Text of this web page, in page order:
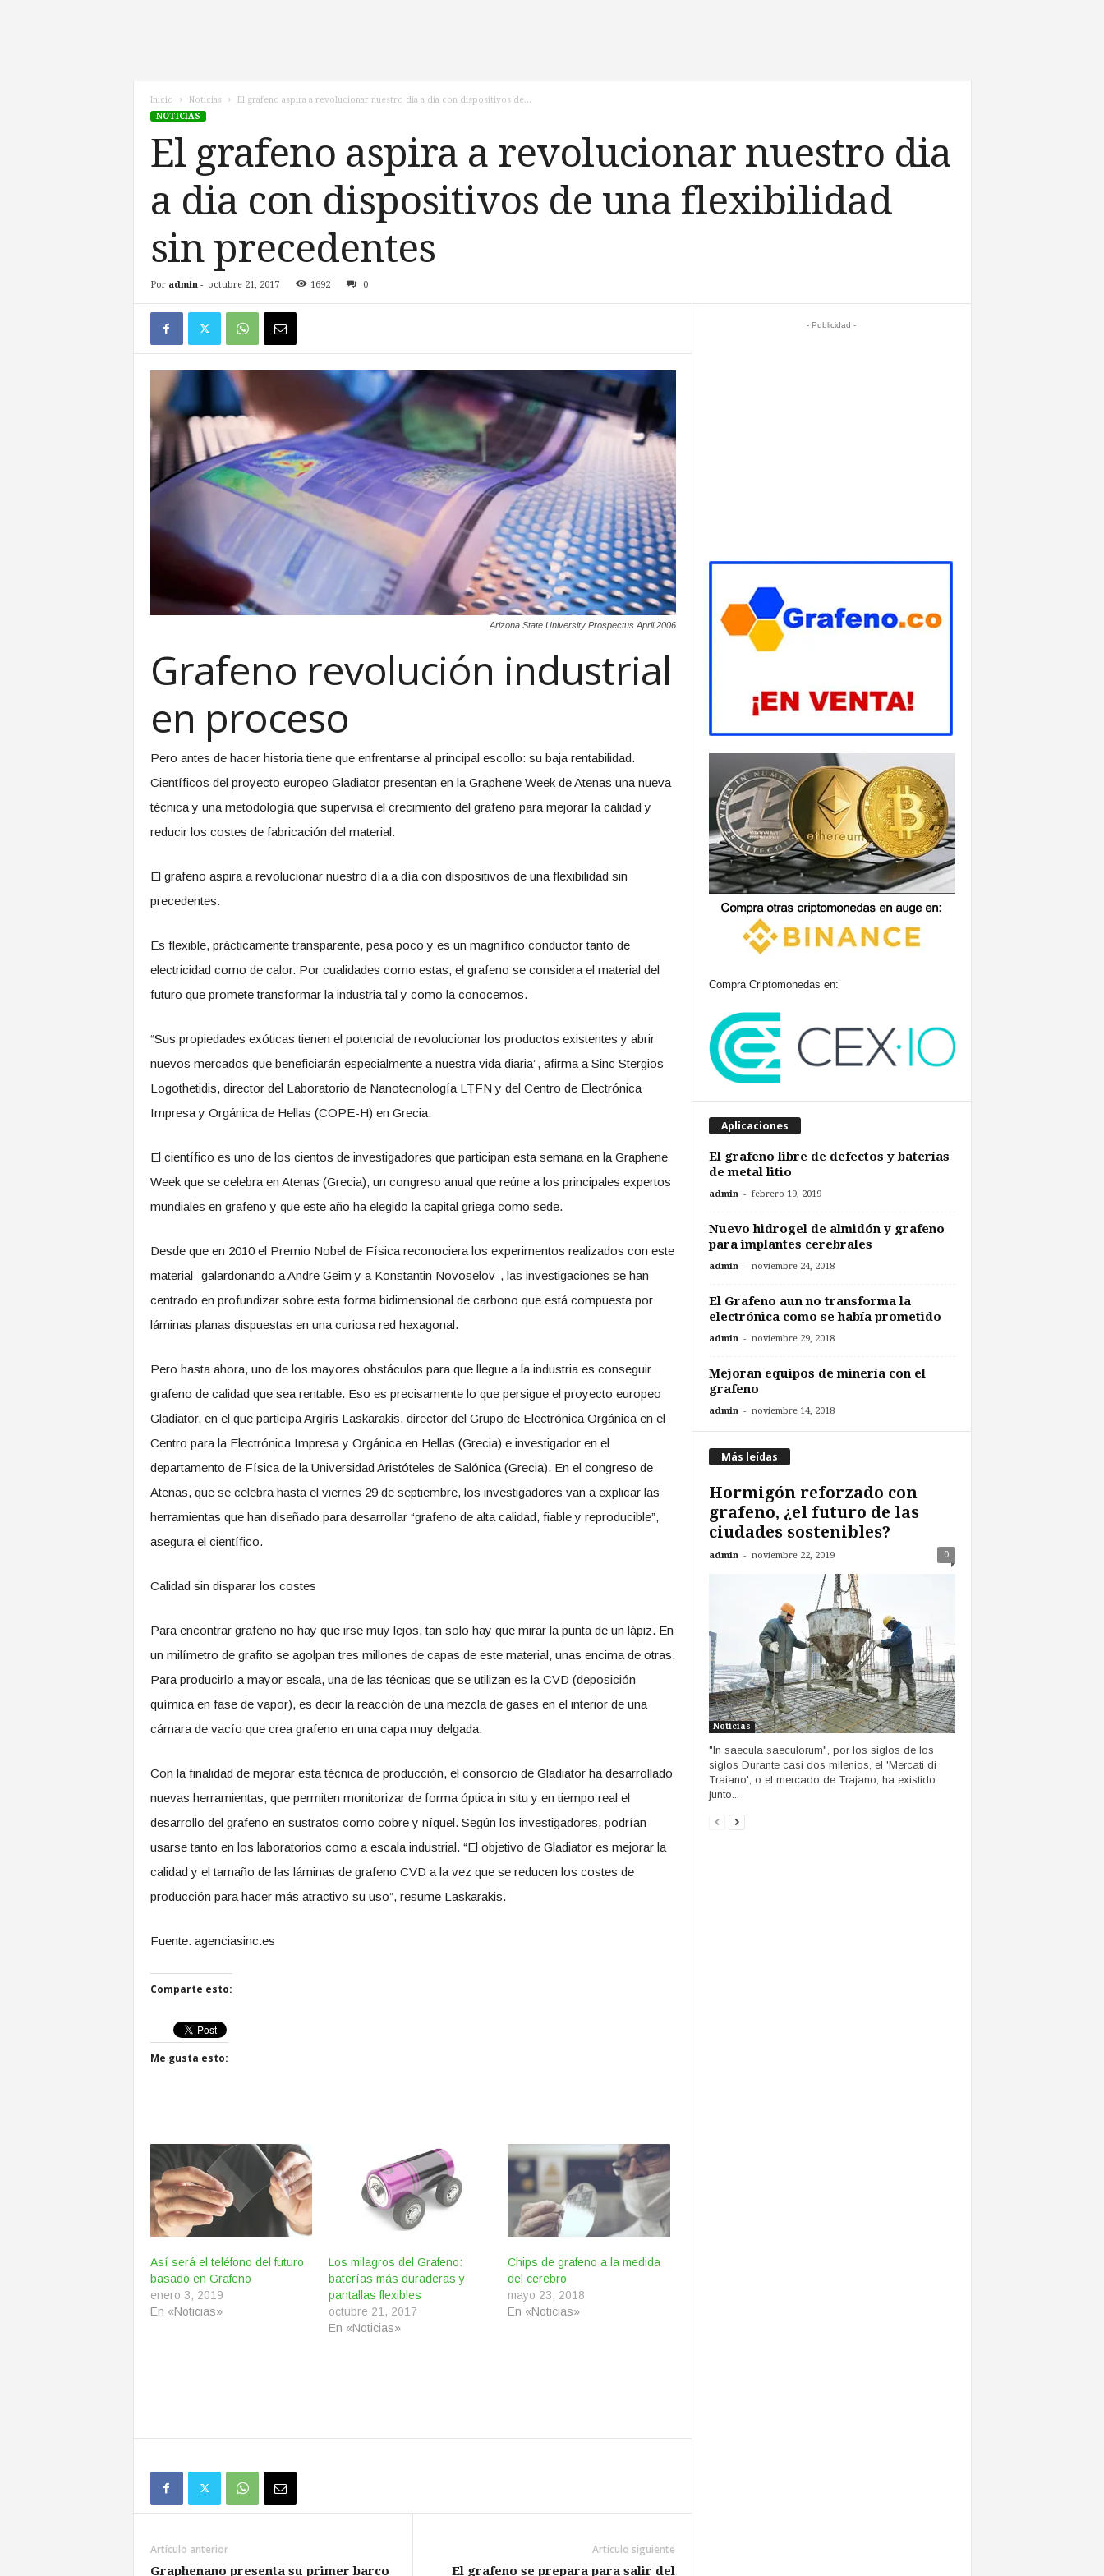
Inicio Noticias
El grafeno aspira a revolucionar nuestro dia a dia con dispositivos de...
NOTICIAS
El grafeno aspira a revolucionar nuestro dia
a dia con dispositivos de una flexibilidad
sin precedentes
Por admin- octubre 21, 2017 1692 0
Arizona State University Prospectus April 2006
Grafeno revolución industrial
en proceso
Pero antes de hacer historia tiene que enfrentarse al principal escollo: su baja rentabilidad.
Científicos del proyecto europeo Gladiator presentan en la Graphene Week de Atenas una nueva
técnica y una metodología que supervisa el crecimiento del grafeno para mejorar la calidad y
reducir los costes de fabricación del material.
El grafeno aspira a revolucionar nuestro día a día con dispositivos de una flexibilidad sin
precedentes.
Es flexible, prácticamente transparente, pesa poco y es un magnífico conductor tanto de
electricidad como de calor. Por cualidades como estas, el grafeno se considera el material del
futuro que promete transformar la industria tal y como la conocemos.
“Sus propiedades exóticas tienen el potencial de revolucionar los productos existentes y abrir
nuevos mercados que beneficiarán especialmente a nuestra vida diaria”, afirma a Sinc Stergios
Logothetidis, director del Laboratorio de Nanotecnología LTFN y del Centro de Electrónica
Impresa y Orgánica de Hellas (COPE-H) en Grecia.
El científico es uno de los cientos de investigadores que participan esta semana en la Graphene
Week que se celebra en Atenas (Grecia), un congreso anual que reúne a los principales expertos
mundiales en grafeno y que este año ha elegido la capital griega como sede.
Desde que en 2010 el Premio Nobel de Física reconociera los experimentos realizados con este
material -galardonando a Andre Geim y a Konstantin Novoselov-, las investigaciones se han
centrado en profundizar sobre esta forma bidimensional de carbono que está compuesta por
láminas planas dispuestas en una curiosa red hexagonal.
Pero hasta ahora, uno de los mayores obstáculos para que llegue a la industria es conseguir
grafeno de calidad que sea rentable. Eso es precisamente lo que persigue el proyecto europeo
Gladiator, en el que participa Argiris Laskarakis, director del Grupo de Electrónica Orgánica en el
Centro para la Electrónica Impresa y Orgánica en Hellas (Grecia) e investigador en el
departamento de Física de la Universidad Aristóteles de Salónica (Grecia). En el congreso de
Atenas, que se celebra hasta el viernes 29 de septiembre, los investigadores van a explicar las
herramientas que han diseñado para desarrollar “grafeno de alta calidad, fiable y reproducible”,
asegura el científico.
Calidad sin disparar los costes
Para encontrar grafeno no hay que irse muy lejos, tan solo hay que mirar la punta de un lápiz. En
un milímetro de grafito se agolpan tres millones de capas de este material, unas encima de otras.
Para producirlo a mayor escala, una de las técnicas que se utilizan es la CVD (deposición
química en fase de vapor), es decir la reacción de una mezcla de gases en el interior de una
cámara de vacío que crea grafeno en una capa muy delgada.
Con la finalidad de mejorar esta técnica de producción, el consorcio de Gladiator ha desarrollado
nuevas herramientas, que permiten monitorizar de forma óptica in situ y en tiempo real el
desarrollo del grafeno en sustratos como cobre y níquel. Según los investigadores, podrían
usarse tanto en los laboratorios como a escala industrial. “El objetivo de Gladiator es mejorar la
calidad y el tamaño de las láminas de grafeno CVD a la vez que se reducen los costes de
producción para hacer más atractivo su uso”, resume Laskarakis.
Fuente: agenciasinc.es
Comparte esto:
Me gusta esto:
Así será el teléfono del futuro
basado en Grafeno
enero 3, 2019
En «Noticias»
Los milagros del Grafeno:
baterías más duraderas y
pantallas flexibles
octubre 21, 2017
En «Noticias»
Chips de grafeno a la medida
del cerebro
mayo 23, 2018
En «Noticias»
Artículo anterior
Graphenano presenta su primer barco
Artículo siguiente
El grafeno se prepara para salir del
- Publicidad -
Compra Criptomonedas en:
Aplicaciones
El grafeno libre de defectos y baterías
de metal litio
admin - febrero 19, 2019
Nuevo hidrogel de almidón y grafeno
para implantes cerebrales
admin - noviembre 24, 2018
El Grafeno aun no transforma la
electrónica como se había prometido
admin - noviembre 29, 2018
Mejoran equipos de minería con el
grafeno
admin - noviembre 14, 2018
Más leídas
Hormigón reforzado con
grafeno, ¿el futuro de las
ciudades sostenibles?
admin - noviembre 22, 2019 0
Noticias
"In saecula saeculorum", por los siglos de los
siglos Durante casi dos milenios, el 'Mercati di
Traiano', o el mercado de Trajano, ha existido
junto...